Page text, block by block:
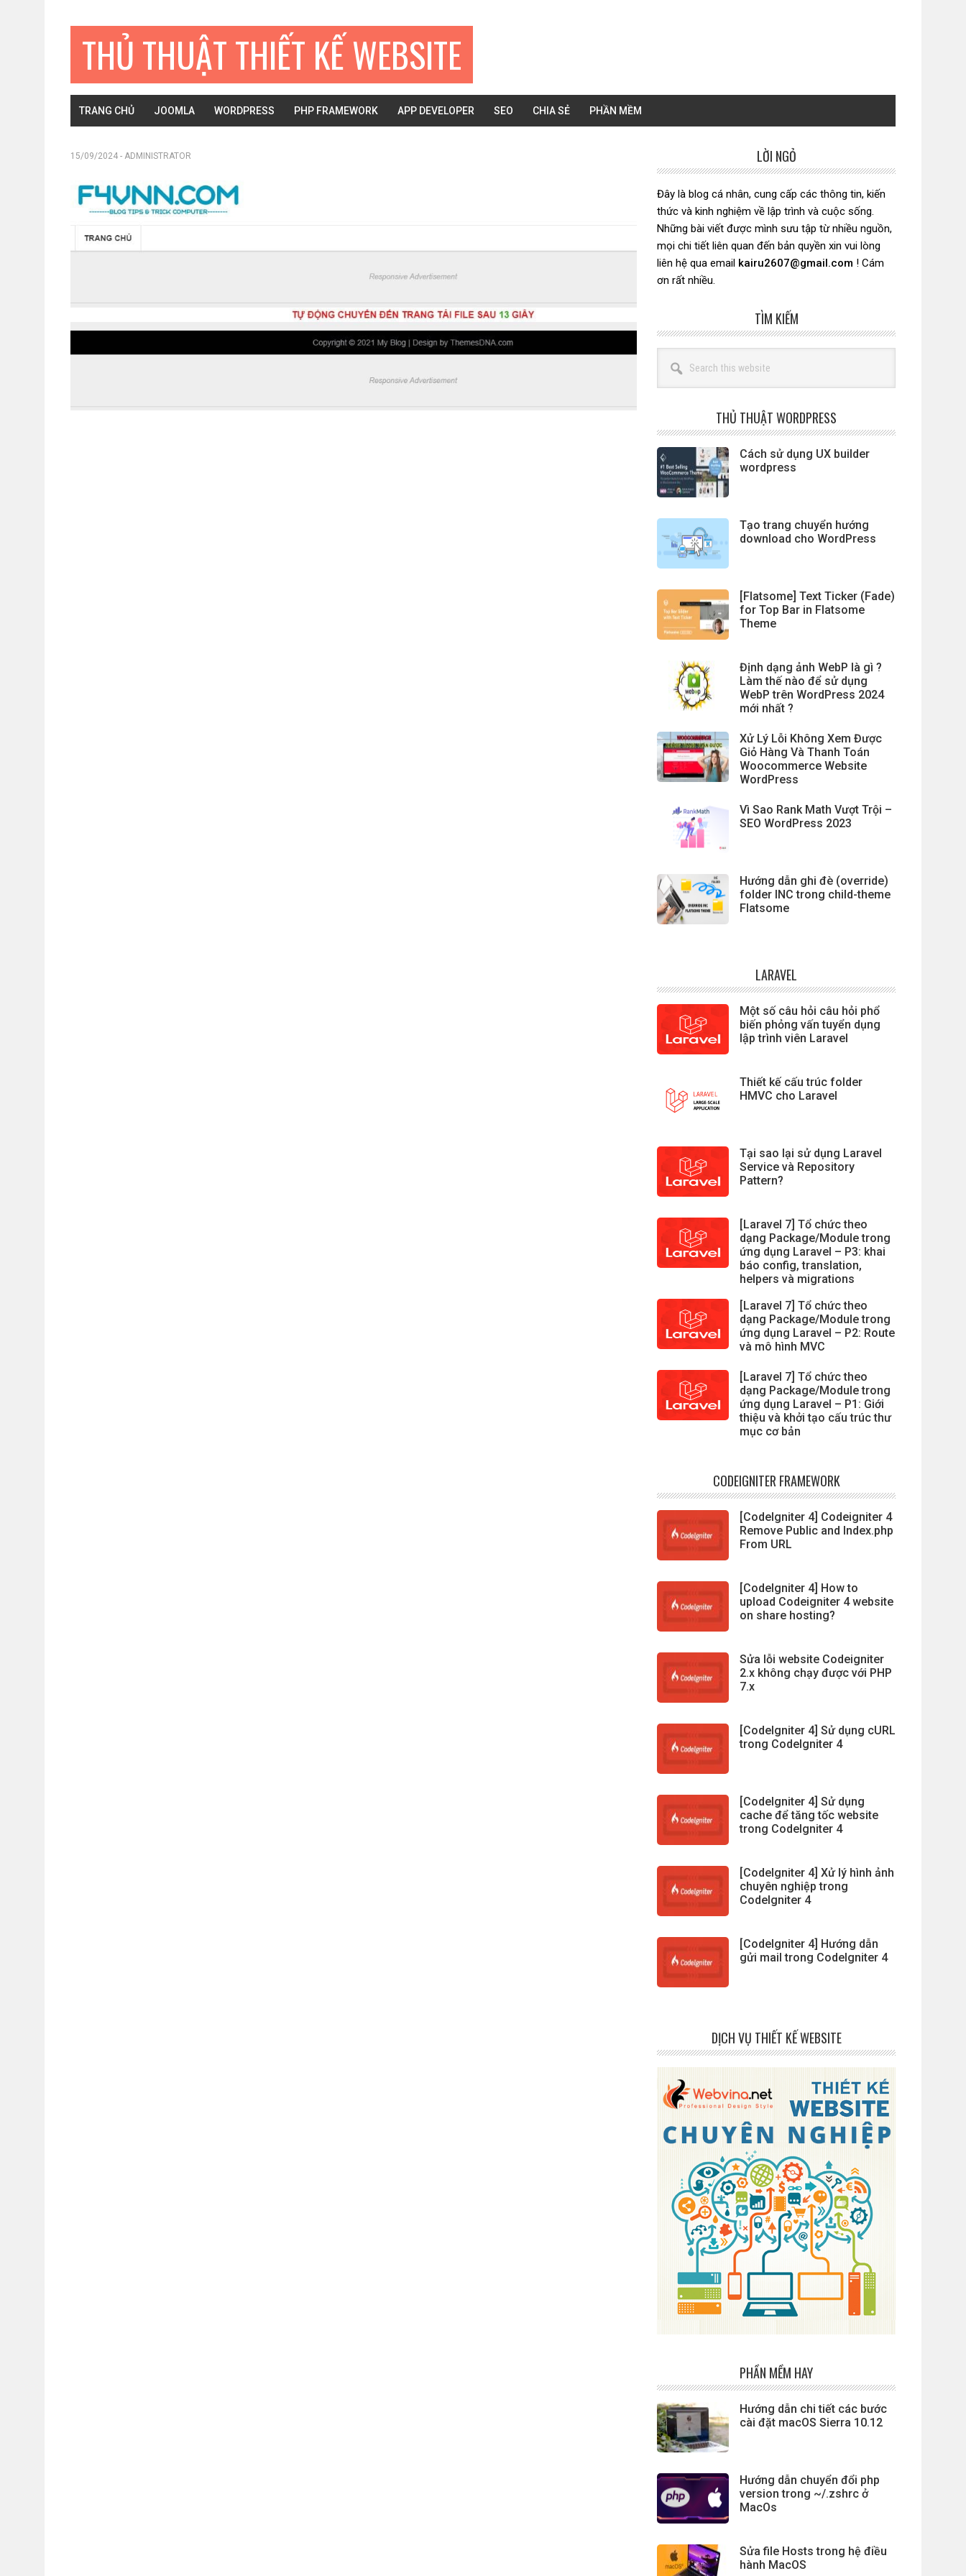
THỦ THUẬT THIẾT KẾ WEBSITE
TRANG CHỦ JOOMLA WORDPRESS PHP FRAMEWORK APP DEVELOPER SEO CHIA SẺ PHẦN MỀM
15/09/2024 - ADMINISTRATOR
chính
LỜI NGỎ
Đây là blog cá nhân, cung cấp các thông tin, kiến
thức và kinh nghiệm về lập trình và cuộc sống.
Những bài viết được mình sưu tập từ nhiều nguồn,
mọi chi tiết liên quan đến bản quyền xin vui lòng
liên hệ qua email kairu2607@gmail.com ! Cám
ơn rất nhiều.
TÌM KIẾM
this
website
THỦ THUẬT WORDPRESS
Cách sử dụng UX builder
wordpress
Tạo trang chuyển hướng
download cho WordPress
[Flatsome] Text Ticker (Fade)
for Top Bar in Flatsome
Theme
Định dạng ảnh WebP là gì ?
Làm thế nào để sử dụng
WebP trên WordPress 2024
mới nhất ?
Xử Lý Lỗi Không Xem Được
Giỏ Hàng Và Thanh Toán
Woocommerce Website
WordPress
Vì Sao Rank Math Vượt Trội –
SEO WordPress 2023
Hướng dẫn ghi đè (override)
folder INC trong child-theme
Flatsome
LARAVEL
Một số câu hỏi câu hỏi phổ
biến phỏng vấn tuyển dụng
lập trình viên Laravel
Thiết kế cấu trúc folder
HMVC cho Laravel
Tại sao lại sử dụng Laravel
Service và Repository
Pattern?
[Laravel 7] Tổ chức theo
dạng Package/Module trong
ứng dụng Laravel – P3: khai
báo config, translation,
helpers và migrations
[Laravel 7] Tổ chức theo
dạng Package/Module trong
ứng dụng Laravel – P2: Route
và mô hình MVC
[Laravel 7] Tổ chức theo
dạng Package/Module trong
ứng dụng Laravel – P1: Giới
thiệu và khởi tạo cấu trúc thư
mục cơ bản
CODEIGNITER FRAMEWORK
[CodeIgniter 4] Codeigniter 4
Remove Public and Index.php
From URL
[CodeIgniter 4] How to
upload Codeigniter 4 website
on share hosting?
Sửa lỗi website Codeigniter
2.x không chạy được với PHP
7.x
[CodeIgniter 4] Sử dụng cURL
trong CodeIgniter 4
[CodeIgniter 4] Sử dụng
cache để tăng tốc website
trong CodeIgniter 4
[CodeIgniter 4] Xử lý hình ảnh
chuyên nghiệp trong
CodeIgniter 4
[CodeIgniter 4] Hướng dẫn
gửi mail trong CodeIgniter 4
DỊCH VỤ THIẾT KẾ WEBSITE
PHẦN MỀM HAY
Hướng dẫn chi tiết các bước
cài đặt macOS Sierra 10.12
Hướng dẫn chuyển đổi php
version trong ~/.zshrc ở
MacOs
Sửa file Hosts trong hệ điều
hành MacOS